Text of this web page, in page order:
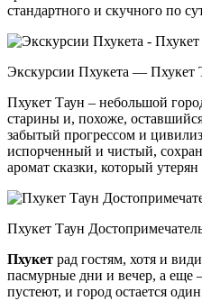
стандартного и скучного по
Экскурсии Пхукета — Пхукет
Пхукет Таун – небольшой
старины и, похоже,
забытый прогрессом и
испорченный и чистый,
аромат сказки, который
Пхукет Таун
Пхукет рад гостям, хотя и
пасмурные дни и вечер, а еще
пустеют, и город остается